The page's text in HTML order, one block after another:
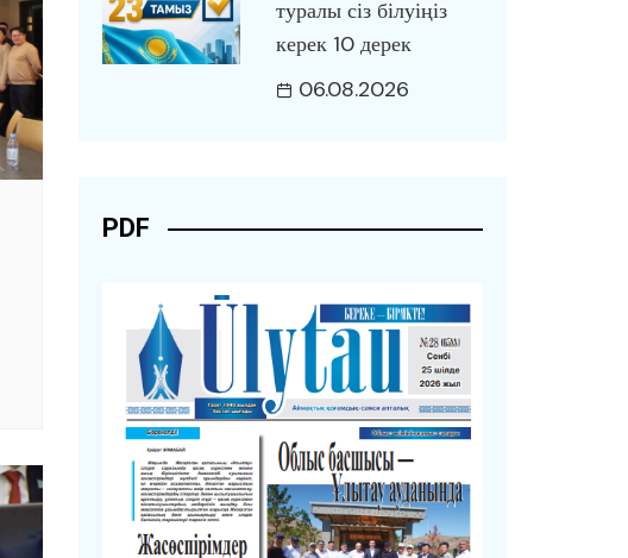
туралы сіз білуіңіз
керек 10 дерек
06.08.2026
PDF